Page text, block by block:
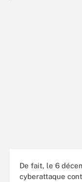
De fait, le 6
cyberattaque